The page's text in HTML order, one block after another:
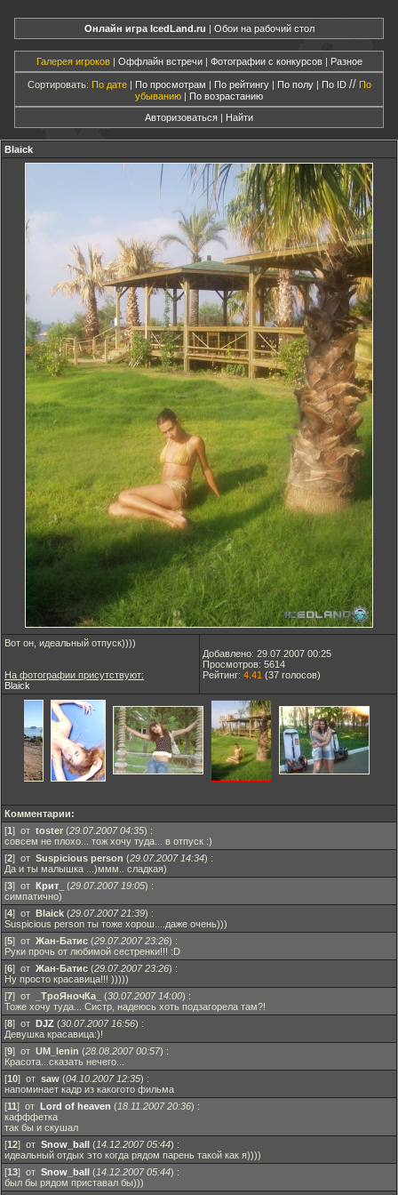
Онлайн игра IcedLand.ru | Обои на рабочий стол
Галерея игроков| Оффлайн встречи| Фотографии с конкурсов| Разное
Сортировать: По дате| По просмотрам | По рейтингу| По полу| По ID // По
убыванию | По возрастанию
Авторизоваться | Найти
Blaick
Вот он, идеальный отпуск))))
На фотографии присутствуют:
Blaick
Добавлено: 29.07.2007 00:25
Просмотров: 5614
Рейтинг: 4.41 (37 голосов)
Комментарии:
[1] от toster (29.07.2007 04:35) :
совсем не плохо... тож хочу туда... в отпуск :)
[2] от Suspicious person (29.07.2007 14:34) :
Да и ты малышка ...)ммм.. сладкая)
[3] от Крит_ (29.07.2007 19:05) :
симпатично)
[4] от Blaick (29.07.2007 21:39) :
Suspicious person ты тоже хорош....даже очень)))
[5] от Жан-Батис (29.07.2007 23:26) :
Руки прочь от любимой сестренки!!! :D
[6] от Жан-Батис (29.07.2007 23:26) :
Ну просто красавица!!! )))))
[7] от _ТроЯночКа_ (30.07.2007 14:00) :
Тоже хочу туда... Систр, надеюсь хоть подзагорела там?!
[8] от DJZ (30.07.2007 16:56) :
Девушка красавица:)!
[9] от UM_lenin (28.08.2007 00:57) :
Красота...сказать нечего...
[10] от saw (04.10.2007 12:35) :
напоминает кадр из какогото фильма
[11] от Lord of heaven (18.11.2007 20:36) :
кафффетка
так бы и скушал
[12] от Snow_ball (14.12.2007 05:44) :
идеальный отдых это когда рядом парень такой как я))))
[13] от Snow_ball (14.12.2007 05:44) :
был бы рядом приставал бы)))